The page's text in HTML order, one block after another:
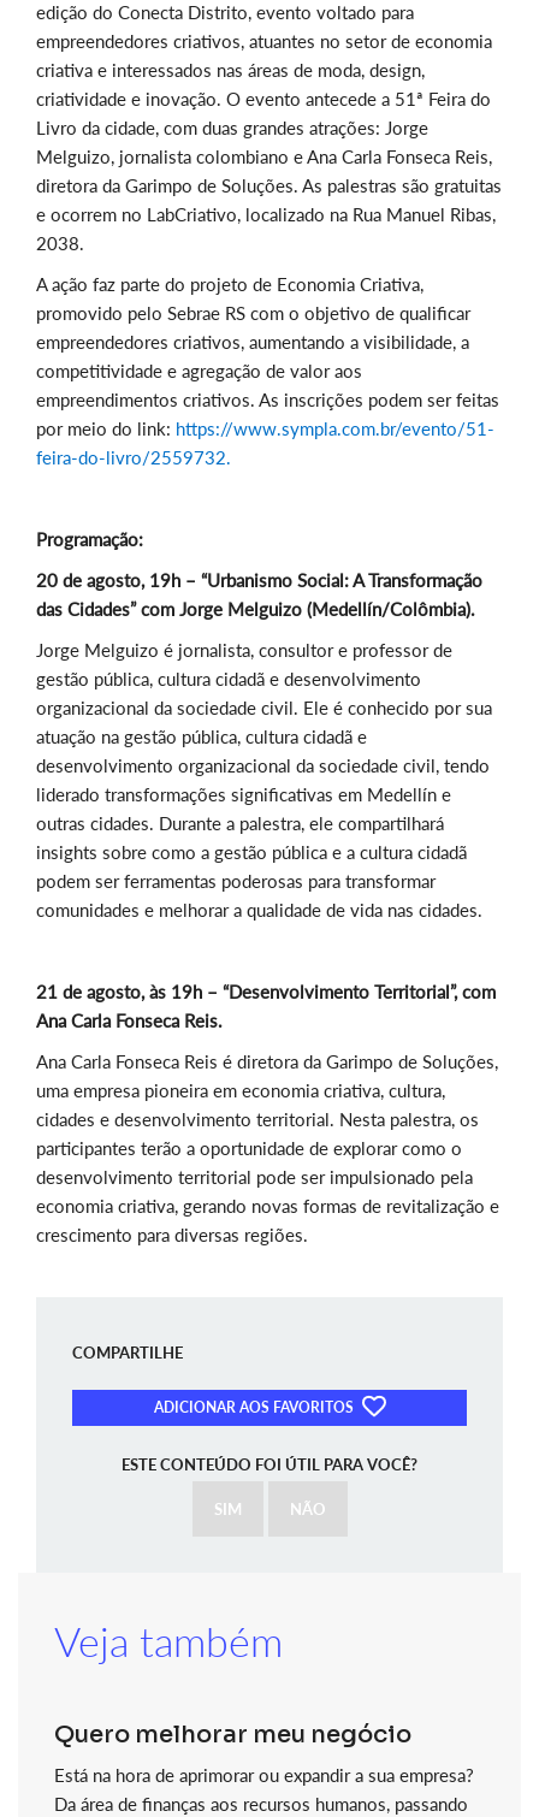
edição do Conecta Distrito, evento voltado para
empreendedores criativos, atuantes no setor de economia
criativa e interessados nas áreas de moda, design,
criatividade e inovação. O evento antecede a 51ª Feira do
Livro da cidade, com duas grandes atrações: Jorge
Melguizo, jornalista colombiano e Ana Carla Fonseca Reis,
diretora da Garimpo de Soluções. As palestras são gratuitas
e ocorrem no LabCriativo, localizado na Rua Manuel Ribas,
2038.
A ação faz parte do projeto de Economia Criativa,
promovido pelo Sebrae RS com o objetivo de qualificar
empreendedores criativos, aumentando a visibilidade, a
competitividade e agregação de valor aos
empreendimentos criativos. As inscrições podem ser feitas
por meio do link: https://www.sympla.com.br/evento/51-
feira-do-livro/2559732.
Programação:
20 de agosto, 19h – “Urbanismo Social: A Transformação
das Cidades” com Jorge Melguizo (Medellín/Colômbia).
Jorge Melguizo é jornalista, consultor e professor de
gestão pública, cultura cidadã e desenvolvimento
organizacional da sociedade civil. Ele é conhecido por sua
atuação na gestão pública, cultura cidadã e
desenvolvimento organizacional da sociedade civil, tendo
liderado transformações significativas em Medellín e
outras cidades. Durante a palestra, ele compartilhará
insights sobre como a gestão pública e a cultura cidadã
podem ser ferramentas poderosas para transformar
comunidades e melhorar a qualidade de vida nas cidades.
21 de agosto, às 19h – “Desenvolvimento Territorial”, com
Ana Carla Fonseca Reis.
Ana Carla Fonseca Reis é diretora da Garimpo de Soluções,
uma empresa pioneira em economia criativa, cultura,
cidades e desenvolvimento territorial. Nesta palestra, os
participantes terão a oportunidade de explorar como o
desenvolvimento territorial pode ser impulsionado pela
economia criativa, gerando novas formas de revitalização e
crescimento para diversas regiões.
COMPARTILHE
ADICIONAR AOS FAVORITOS
ESTE CONTEÚDO FOI ÚTIL PARA VOCÊ?
SIM NÃO
Veja também
Quero melhorar meu negócio
Está na hora de aprimorar ou expandir a sua empresa?
Da área de finanças aos recursos humanos, passando